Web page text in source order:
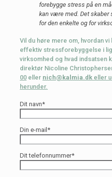
forebygge stress på en
kan være med. Det skaber
for den enkelte og for
Vil du høre mere om, hvordan
effektiv stressforebyggelse i
virksomhed og hvad indsatsen
direktør Nicoline
00 eller nich@kalmia.dk eller
herunder.
Dit navn*
Din e-mail*
Dit telefonnummer*